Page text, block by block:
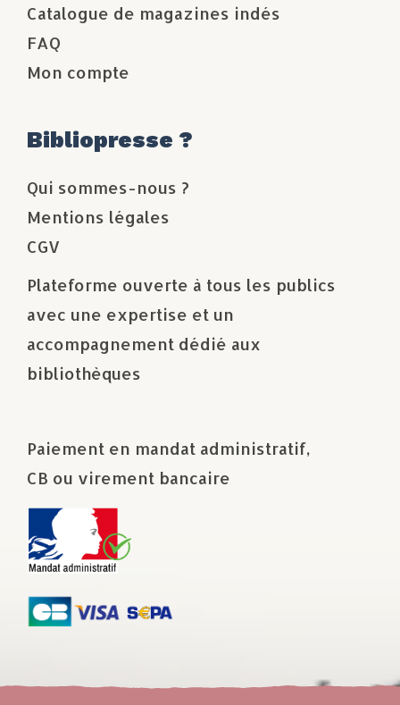
Catalogue de magazines indés
FAQ
Mon compte
Bibliopresse ?
Qui sommes-nous ?
Mentions légales
CGV
Plateforme ouverte à tous les publics
avec une expertise et un
accompagnement dédié aux
bibliothèques
Paiement en mandat administratif,
CB ou virement bancaire